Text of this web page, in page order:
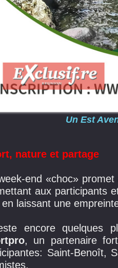
Un Est
nature et partage
end «choc» promet
aux participants
laissant une
encore quelques
, un partenaire
Saint-Benoît,